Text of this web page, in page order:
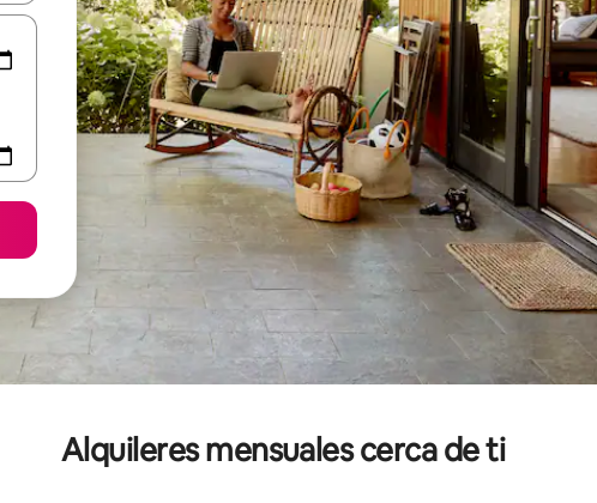
Alquileres mensuales cerca de ti